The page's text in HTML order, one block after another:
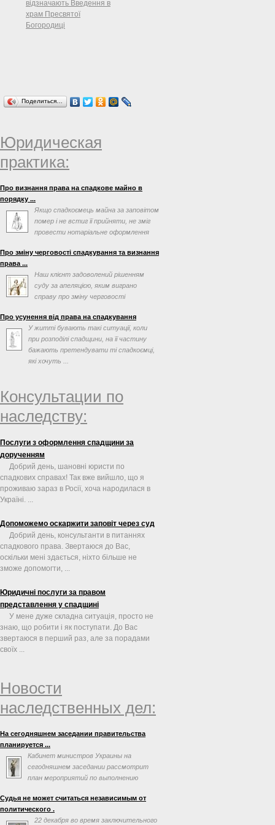
сільських, селищних, міських голів"
Верховна Рада України
постановляє:
відзначають Введення в
храм Пресвятої
Богородиці
Поделиться…
Юридическая
практика:
Про визнання права на спадкове майно в
порядку ...
Якщо спадкоємець майна за заповітом
помер і не встиг її прийняти, не зміг
провести нотаріальне оформлення
Про зміну черговості спадкування та визнання
права ...
Наш клієнт задоволений рішенням
суду за апеляцією, яким виграно
справу про зміну черговості
Про усунення від права на спадкування
У житті бувають такі ситуації, коли
при розподілі спадщини, на її частину
бажають претендувати ті спадкоємці,
які хочуть ...
Консультации по
наследству:
Послуги з оформлення спадщини за
дорученням
Добрий день, шановні юристи по
спадкових справах! Так вже вийшло, що я
проживаю зараз в Росії, хоча народилася в
Україні. ...
Допоможемо оскаржити заповіт через суд
Добрий день, консультанти в питаннях
спадкового права. Звертаюся до Вас,
оскільки мені здається, ніхто більше не
зможе допомогти, ...
Юридичні послуги за правом
представлення у спадщині
У мене дуже складна ситуація, просто не
знаю, що робити і як поступати. До Вас
звертаюся в перший раз, але за порадами
своїх ...
Новости
наследственных дел:
На сегодняшнем заседании правительства
планируется ...
Кабинет министров Украины на
сегодняшнем заседании рассмотрит
план мероприятий по выполнению
Евросоюзом. Об этом говорится в повестке дня
заседания на сайте правительства.
Судья не может считаться независимым от
политического .
22 декабря во время заключительного